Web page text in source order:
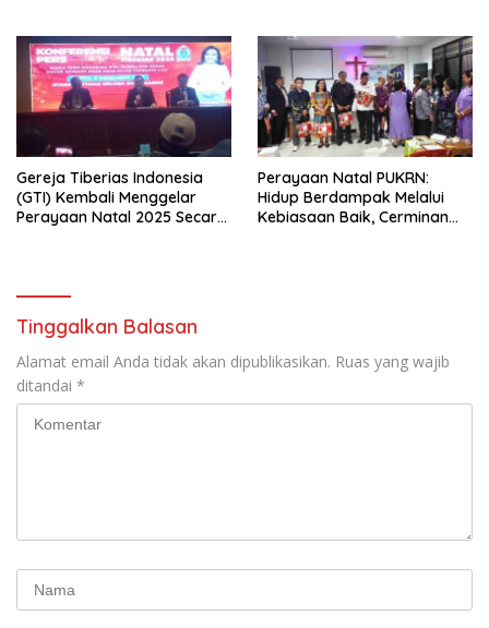
Gereja Tiberias Indonesia
(GTI) Kembali Menggelar
Perayaan Natal 2025 Secara
Perayaan Natal PUKRN:
Hidup Berdampak Melalui
Kebiasaan Baik, Cerminan
Tinggalkan Balasan
Alamat email Anda tidak akan dipublikasikan. Ruas yang wajib
ditandai *